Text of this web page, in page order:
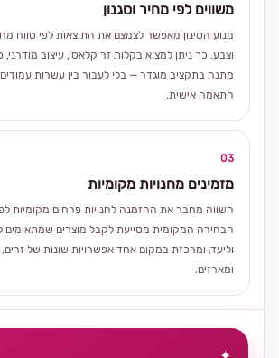
משווים לפי מחיר וסגנון
מנוע הסינון מאפשר לצמצם את התוצאות לפי טווח
וצבע. כך ניתן למצוא בקלות זר קלאסי, עיצוב מודרני,
מתנה בתקציב מוגדר — בלי לעבור בין עשרות עמודים
התאמה אישית.
03
מזמינים מחנויות מקומיות
השווה מחבר את ההזמנה לחנויות פרחים מקומיות
הבחירה המקומית מסייעת לקבל מוצרים שמתאימים
וליעד, ומרכזת במקום אחד אפשרויות שונות של
ומארזים.